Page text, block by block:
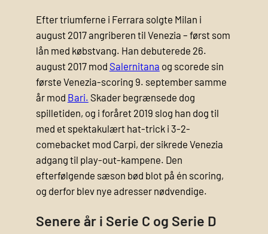
Efter triumferne i Ferrara solgte Milan i
august 2017 angriberen til Venezia – først som
lån med købstvang. Han debuterede 26.
august 2017 mod Salernitana og scorede sin
første Venezia-scoring 9. september samme
år mod Bari. Skader begrænsede dog
spilletiden, og i foråret 2019 slog han dog til
med et spektakulært hat-trick i 3-2-
comebacket mod Carpi, der sikrede Venezia
adgang til play-out-kampene. Den
efterfølgende sæson bød blot på én scoring,
og derfor blev nye adresser nødvendige.
Senere år i Serie C og Serie D